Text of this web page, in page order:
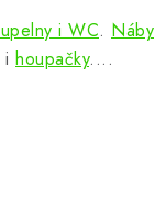
i WC.
i houpačky....